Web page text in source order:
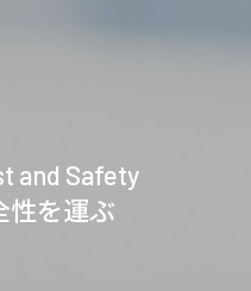
and Safety
性を運ぶ